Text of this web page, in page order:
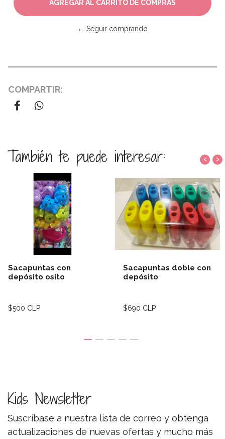
← Seguir comprando
COMPARTIR:
También te puede interesar:
Sacapuntas con
depósito osito
$500 CLP
Sacapuntas doble con
depósito
$690 CLP
‹ ›
Kids Newsletter
Suscríbase a nuestra lista de correo y obtenga
actualizaciones de nuevas ofertas y mucho más